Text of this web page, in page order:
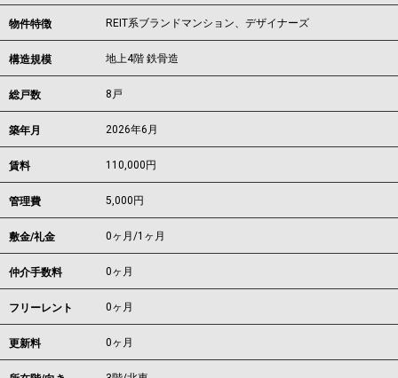
物件特徴 REIT系ブランドマンション、デザイナーズ
構造規模 地上4階 鉄骨造
総戸数 8戸
築年月 2026年6月
賃料 110,000 円
管理費 5,000円
敷金/礼金 0ヶ月/1ヶ月
仲介手数料 0ヶ月
フリーレント 0ヶ月
更新料 0ヶ月